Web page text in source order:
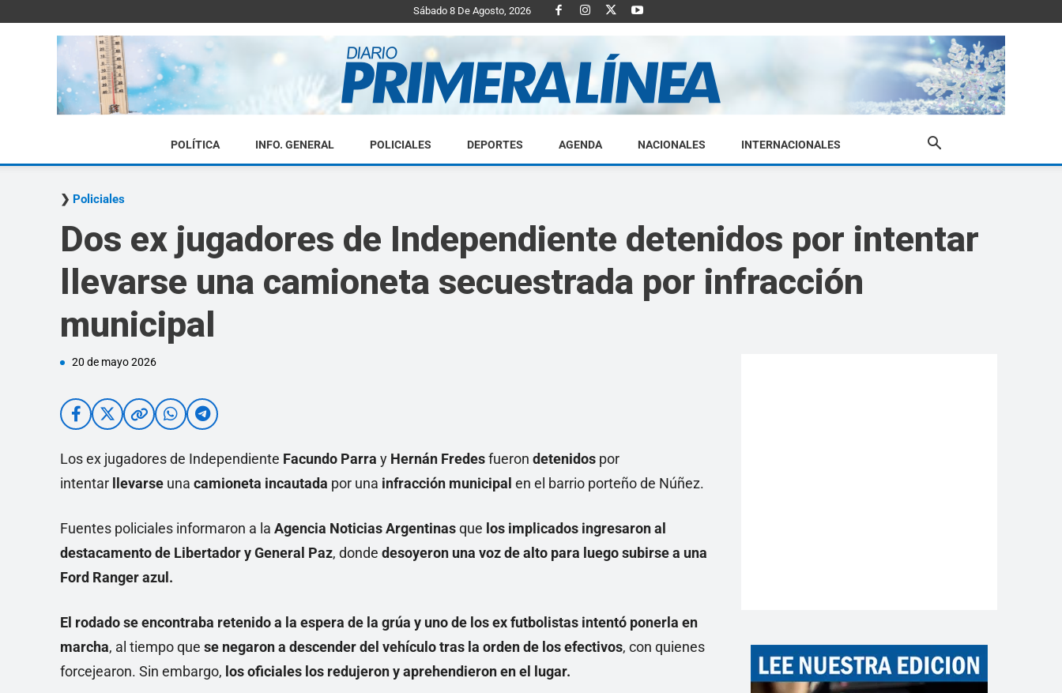
Sábado 8 De Agosto, 2026
Diario
Primera
POLÍTICA INFO. GENERAL POLICIALES DEPORTES AGENDA NACIONALES INTERNACIONALES
Policiales
Dos ex jugadores de Independiente detenidos por intentar
llevarse una camioneta secuestrada por infracción
municipal
20 de mayo 2026
Los ex jugadores de Independiente Facundo Parra y Hernán Fredesfueron detenidos por
intentar llevarse una camioneta incautada por una infracción municipal en el barrio porteño de Núñez.
Fuentes policiales informaron a la Agencia Noticias Argentinasque los implicados ingresaron al
destacamento de Libertador y General Paz, donde desoyeron una voz de alto para luego subirse a una
Ford Ranger azul.
El rodado se encontraba retenido a la espera de la grúa y uno de los ex futbolistas intentó ponerla en
marcha, al tiempo que se negaron a descender del vehículo tras la orden de los efectivos, con quienes
forcejearon. Sin embargo, los oficiales los redujeron y aprehendieron en el lugar.